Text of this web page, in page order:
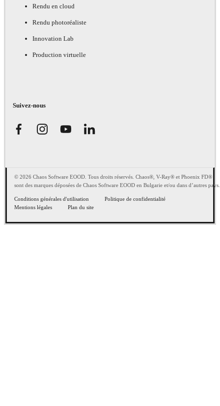
Rendu en cloud
Rendu photoréaliste
Innovation Lab
Production virtuelle
Suivez-nous
© 2026 Chaos Software EOOD. Tous droits réservés. Chaos®, V-Ray® et Phoenix FD®
sont des marques déposées de Chaos Software EOOD en Bulgarie et/ou dans d’autres pays.
Conditions générales d'utilisation
Politique de confidentialité
Mentions légales
Plan du site